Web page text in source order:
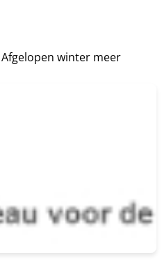
Afgelopen winter meer